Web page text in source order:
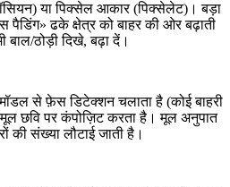
या पिक्सेल आकार (पिक्सेलेट)। बड़ा
पैडिंग» ढके क्षेत्र को बाहर की ओर बढ़ाती
ठोड़ी दिखे, बढ़ा दें।
से फ़ेस डिटेक्शन चलाता है (कोई बाहरी
छवि पर कंपोज़िट करता है। मूल अनुपात
की संख्या लौटाई जाती है।